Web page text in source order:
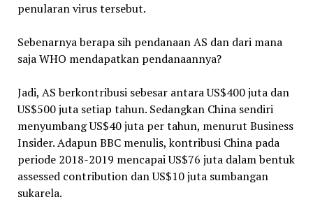
penularan virus tersebut.
Sebenarnya berapa sih pendanaan AS dan dari mana
saja WHO mendapatkan pendanaannya?
Jadi, AS berkontribusi sebesar antara US$400 juta dan
US$500 juta setiap tahun. Sedangkan China sendiri
menyumbang US$40 juta per tahun, menurut Business
Insider. Adapun BBC menulis, kontribusi China pada
periode 2018-2019 mencapai US$76 juta dalam bentuk
assessed contribution dan US$10 juta sumbangan
sukarela.